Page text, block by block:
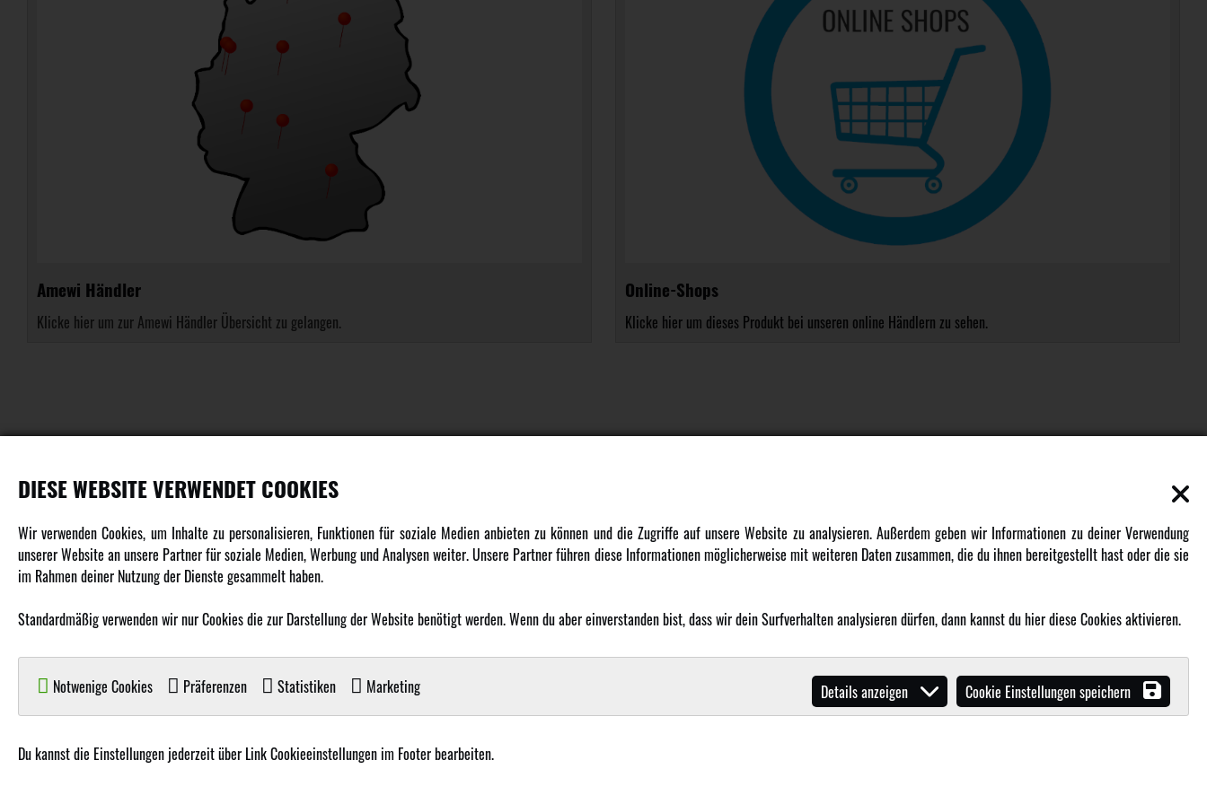
Amewi Händler
Klicke hier um zur Amewi Händler Übersicht zu gelangen.
Online-Shops
Klicke hier um dieses Produkt bei unseren online Händlern zu sehen.
Fahrzeuge in allen Maßstäben
Helikopter Collective Pitch, Fixed Pitch
Multikopter in verschiedenen Ausführungen
Panzer für Jung und Alt
Datenschutz
Newsletter
Karriere
AMXRacing - Qualitäts RC-Zubehör
Malinos - Die kreative Seite von
Werden Sie Amewi Händler
Amewi B2B-Shop
DIESE WEBSITE VERWENDET COOKIES
Wir verwenden Cookies, um Inhalte zu personalisieren, Funktionen für soziale Medien anbieten zu können und die Zugriffe auf unsere Website zu analysieren. Außerdem geben wir Informationen zu deiner Verwendung
unserer Website an unsere Partner für soziale Medien, Werbung und Analysen weiter. Unsere Partner führen diese Informationen möglicherweise mit weiteren Daten zusammen, die du ihnen bereitgestellt hast oder die sie
im Rahmen deiner Nutzung der Dienste gesammelt haben.
Standardmäßig verwenden wir nur Cookies die zur Darstellung der Website benötigt werden. Wenn du aber einverstanden bist, dass wir dein Surfverhalten analysieren dürfen, dann kannst du hier diese Cookies aktivieren.
Notwenige Cookies Präferenzen Statistiken Marketing Cookie Einstellungen speichern
Details anzeigen
Du kannst die Einstellungen jederzeit über Link Cookieeinstellungen im Footer bearbeiten.